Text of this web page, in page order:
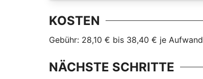
KOSTEN
Gebühr: 28,10 € bis 38,40 € je Aufwand
NÄCHSTE SCHRITTE